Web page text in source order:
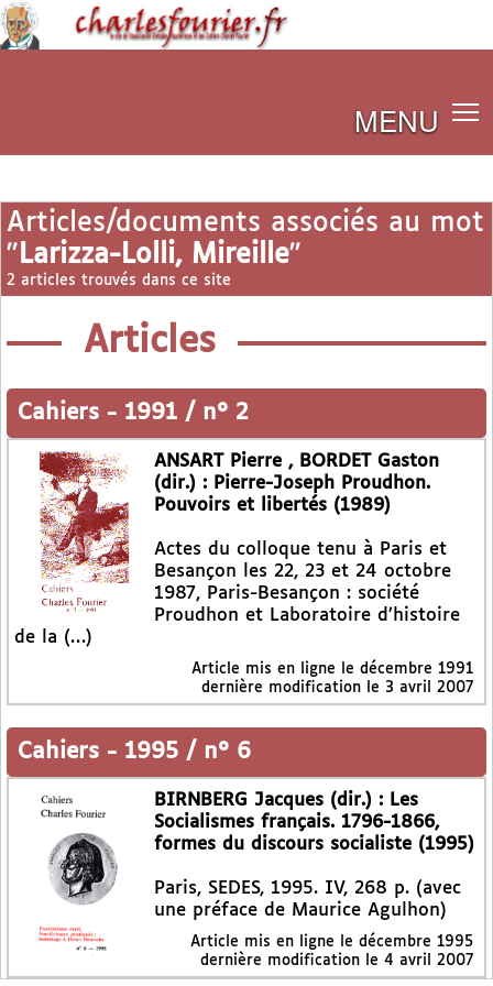
MENU
Articles/documents associés au mot
" Larizza-Lolli, Mireille"
2 articles trouvés dans ce site
Articles
Cahiers - 1991 / n° 2
ANSART Pierre , BORDET Gaston
(dir.) : Pierre-Joseph Proudhon.
Pouvoirs et libertés (1989)
Actes du colloque tenu à Paris et
Besançon les 22, 23 et 24 octobre
1987, Paris-Besançon : société
Proudhon et Laboratoire d’histoire
de la (…)
Article mis en ligne le décembre 1991
dernière modification le 3 avril 2007
Cahiers - 1995 / n° 6
BIRNBERG Jacques (dir.) : Les
Socialismes français. 1796-1866,
formes du discours socialiste (1995)
Paris, SEDES, 1995. IV, 268 p. (avec
une préface de Maurice Agulhon)
Article mis en ligne le décembre 1995
dernière modification le 4 avril 2007